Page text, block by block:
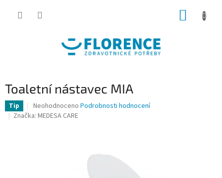
Toaletní nástavec MIA
Tip
Průměrné
hodnocení
Neohodnoceno Podrobnosti hodnocení
Značka: MEDESA CARE